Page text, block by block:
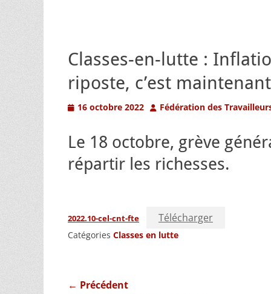
Classes-en-lutte :
riposte, c’est
Posted
16 octobre 2022 Author
Fédération des
Le 18 octobre, grève
répartir les richesses.
2022.10-cel-cnt-fte Télécharger
Catégories Classes en lutte
Navigation
← Précédent